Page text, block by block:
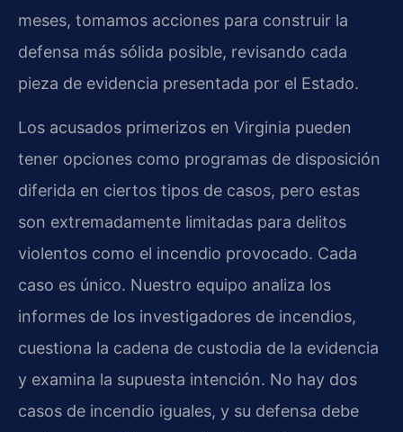
meses, tomamos acciones para construir la
defensa más sólida posible, revisando cada
pieza de evidencia presentada por el Estado.
Los acusados primerizos en Virginia pueden
tener opciones como programas de disposición
diferida en ciertos tipos de casos, pero estas
son extremadamente limitadas para delitos
violentos como el incendio provocado. Cada
caso es único. Nuestro equipo analiza los
informes de los investigadores de incendios,
cuestiona la cadena de custodia de la evidencia
y examina la supuesta intención. No hay dos
casos de incendio iguales, y su defensa debe